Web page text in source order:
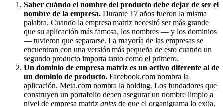
Saber cuándo el nombre del producto debe dejar de ser el
nombre de la empresa. Durante 17 años fueron la misma
palabra. Cuando la empresa matriz necesitó ser más grande
que su aplicación más famosa, los nombres — y los dominios
— tuvieron que separarse. La mayoría de las empresas se
encuentran con una versión más pequeña de esto cuando un
segundo producto importa tanto como el primero.
Un dominio de empresa matriz es un activo diferente al de
un dominio de producto. Facebook.com nombra la
aplicación. Meta.com nombra la holding. Los fundadores que
construyen un portafolio deben asegurar un nombre limpio a
nivel de empresa matriz antes de que el organigrama lo exija,